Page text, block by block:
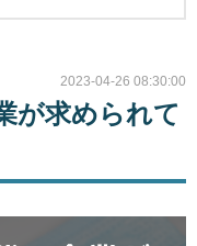
2023-04-26 08:30:00
が求められて